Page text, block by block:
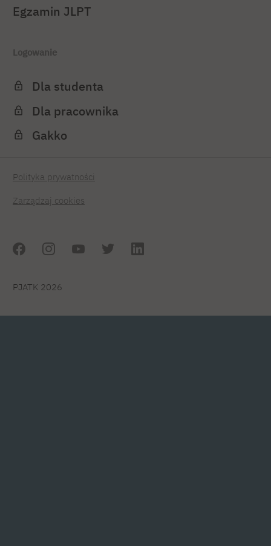
Egzamin JLPT
Logowanie
Dla studenta
Dla pracownika
Gakko
Polityka prywatności
Zarządzaj cookies
PJATK 2026